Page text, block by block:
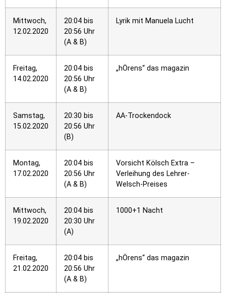
Mittwoch,
12.02.2020
20:04 bis
20:56 Uhr
(A & B)
Lyrik mit Manuela Lucht
Freitag,
14.02.2020
20:04 bis
20:56 Uhr
(A & B)
„hÖrens“ das magazin
Samstag,
15.02.2020
20:30 bis
20:56 Uhr
(B)
AA-Trockendock
Montag,
17.02.2020
20:04 bis
20:56 Uhr
(A & B)
Vorsicht Kölsch Extra –
Verleihung des Lehrer-
Welsch-Preises
Mittwoch,
19.02.2020
20:04 bis
20:30 Uhr
(A)
1000+1 Nacht
Freitag,
21.02.2020
20:04 bis
20:56 Uhr
(A & B)
„hÖrens“ das magazin